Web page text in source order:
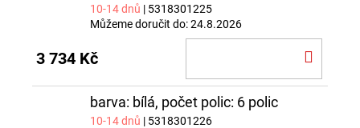
10-14 dnů | 5318301225
Můžeme doručit do:24.8.2026
3 734 Kč
barva: bílá, počet polic: 6 polic
10-14 dnů | 5318301226